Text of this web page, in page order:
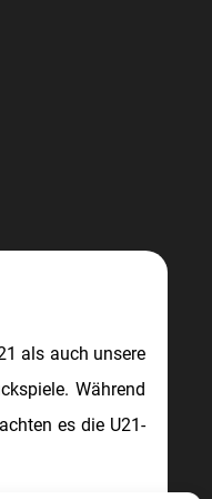
als auch unsere
Während
es die U21-